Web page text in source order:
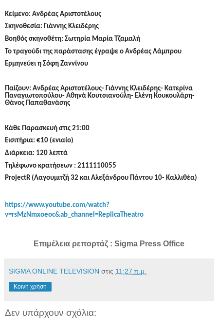
Κείμενο: Ανδρέας Αριστοτέλους
Σκηνοθεσία: Γιάννης Κλειδέρης
Βοηθός σκηνοθέτη: Σωτηρία Μαρία Τζαμαλή
Το τραγούδι της παράστασης έγραψε ο Ανδρέας Λάμπρου
Ερμηνεύει η Σόφη Ζαννίνου
Παίζουν: Ανδρέας Αριστοτέλους- Γιάννης Κλειδέρης- Κατερίνα
Παναγιωτοπούλου- Αθηνά Κουτσιανούλη- Ελένη Κουκουλάρη-
Θάνος Παπαθανάσης
Κάθε Παρασκευή στις 21:00
Εισιτήρια: €10 (ενιαίο)
Διάρκεια: 120 λεπτά
Τηλέφωνο κρατήσεων : 2111110055
ProjectR (Λαγουμιτζή 32 και Αλεξάνδρου Πάντου 10- Καλλιθέα)
https://www.youtube.com/watch?
v=rsMzNmxoeoc&ab_channel=ReplicaTheatro
Επιμέλεια ρεπορτάζ : Sigma Press Office
SIGMA ONLINE TELEVISION στις 11:27 π.μ.
Κοινή χρήση
Δεν υπάρχουν σχόλια: